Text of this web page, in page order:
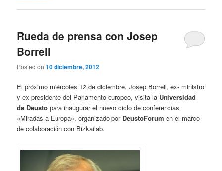
Rueda de prensa con Josep
Borrell
Posted on10 diciembre, 2012
El próximo miércoles 12 de diciembre, Josep Borrell, ex- ministro
y ex presidente del Parlamento europeo, visita la Universidad
de Deusto para inaugurar el nuevo ciclo de conferencias
«Miradas a Europa», organizado por DeustoForum en el marco
de colaboración con Bizkailab.